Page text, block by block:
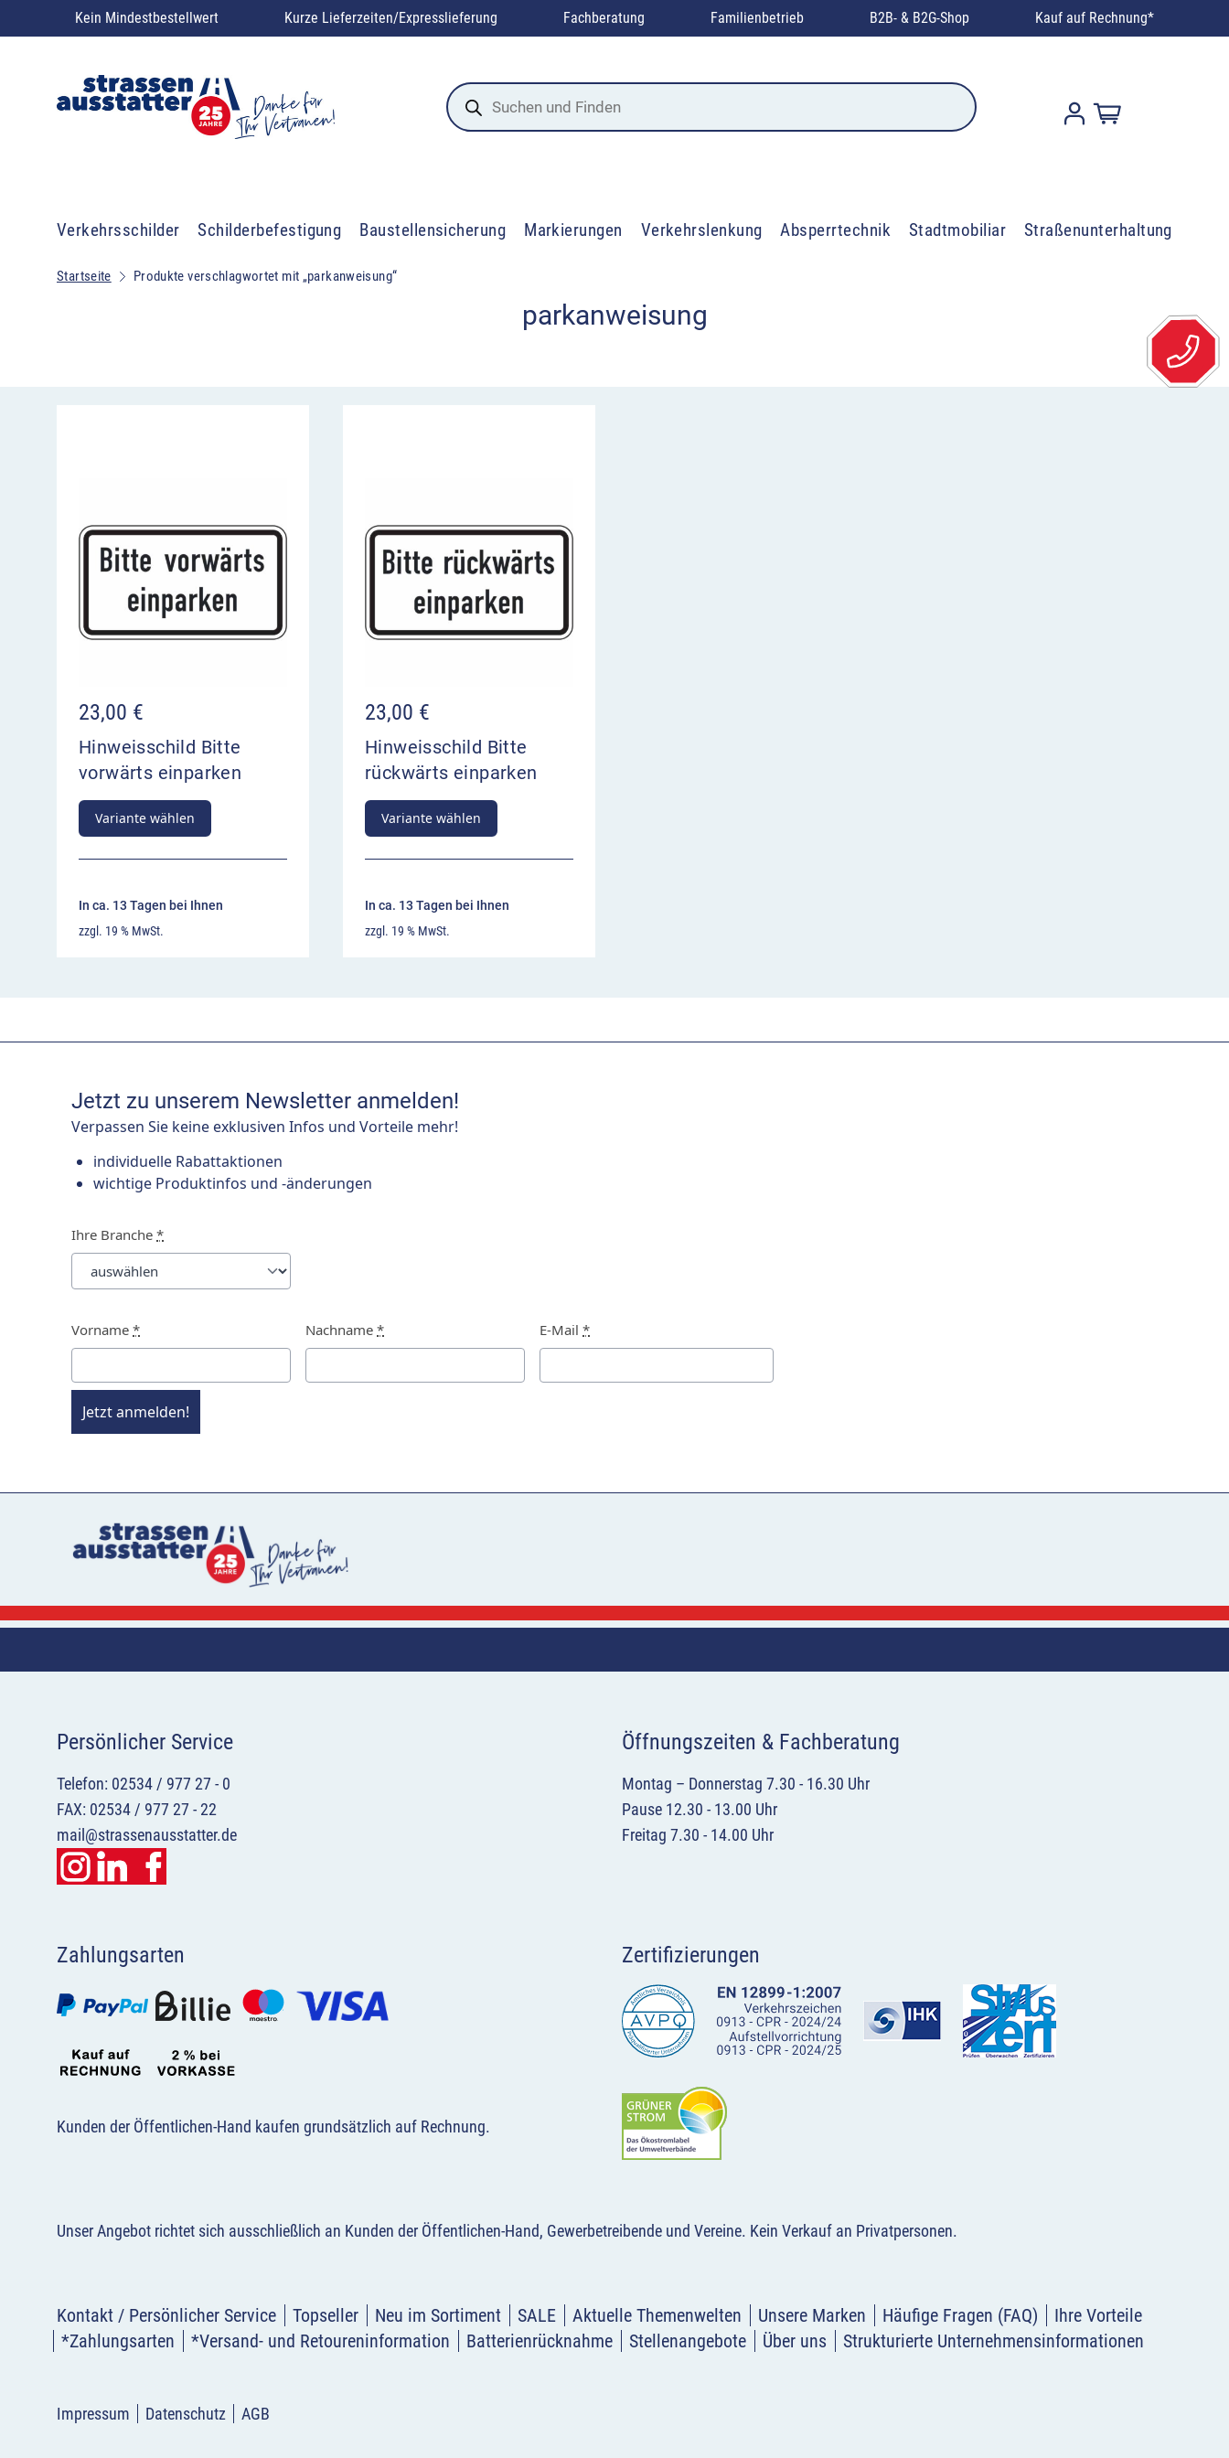
Kein Mindestbestellwert Kurze Lieferzeiten/Expresslieferung Fachberatung Familienbetrieb B2B- & B2G-Shop Kauf auf Rechnung*
Products
search
Verkehrsschilder Schilderbefestigung Baustellensicherung Markierungen Verkehrslenkung Absperrtechnik Stadtmobiliar Straßenunterhaltung
Startseite Produkte verschlagwortet mit „parkanweisung“
parkanweisung
23,00 €
Hinweisschild Bitte
vorwärts einparken
Variante wählen
In ca. 13 Tagen bei Ihnen
zzgl. 19 % MwSt.
23,00 €
Hinweisschild Bitte
rückwärts einparken
Variante wählen
In ca. 13 Tagen bei Ihnen
zzgl. 19 % MwSt.
Jetzt zu unserem Newsletter anmelden!
Verpassen Sie keine exklusiven Infos und Vorteile mehr!
individuelle Rabattaktionen
wichtige Produktinfos und -änderungen
Ihre Branche *
Vorname * Nachname * E-Mail *
Jetzt anmelden!
Persönlicher Service
Telefon: 02534 / 977 27 - 0
FAX: 02534 / 977 27 - 22
mail@strassenausstatter.de
Öffnungszeiten & Fachberatung
Montag – Donnerstag 7.30 - 16.30 Uhr
Pause 12.30 - 13.00 Uhr
Freitag 7.30 - 14.00 Uhr
Zahlungsarten
Kunden der Öffentlichen-Hand kaufen grundsätzlich auf Rechnung.
Zertifizierungen
Unser Angebot richtet sich ausschließlich an Kunden der Öffentlichen-Hand, Gewerbetreibende und Vereine. Kein Verkauf an Privatpersonen.
Kontakt / Persönlicher Service Topseller Neu im Sortiment SALE Aktuelle Themenwelten Unsere Marken Häufige Fragen (FAQ)
Ihre Vorteile
*Zahlungsarten
*Versand- und Retoureninformation Batterienrücknahme Stellenangebote Über uns Strukturierte Unternehmensinformationen
Impressum Datenschutz AGB